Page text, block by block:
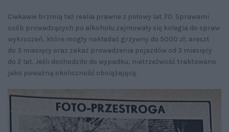
Ciekawie brzmią też realia prawne z połowy lat 70. Sprawami
osób prowadzących po alkoholu zajmowały się kolegia do spraw
wykroczeń, które mogły nakładać grzywny do 5000 zł, areszt
do 3 miesięcy oraz zakaz prowadzenia pojazdów od 3 miesięcy
do 2 lat. Jeśli dochodziło do wypadku, nietrzeźwość traktowano
jako poważną okoliczność obciążającą.